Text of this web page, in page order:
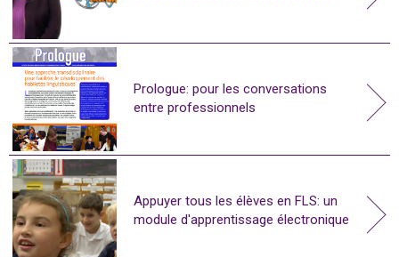
Prologue: pour les conversations
entre professionnels
Appuyer tous les élèves en FLS: un
module d'apprentissage électronique